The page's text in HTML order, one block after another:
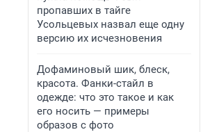
пропавших в тайге
Усольцевых назвал еще одну
версию их исчезновения
Дофаминовый шик, блеск,
красота. Фанки-стайл в
одежде: что это такое и как
его носить — примеры
образов с фото